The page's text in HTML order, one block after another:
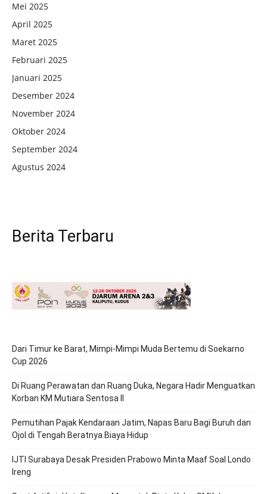
Mei 2025
April 2025
Maret 2025
Februari 2025
Januari 2025
Desember 2024
November 2024
Oktober 2024
September 2024
Agustus 2024
Berita Terbaru
Dari Timur ke Barat, Mimpi-Mimpi Muda Bertemu di Soekarno
Cup 2026
Di Ruang Perawatan dan Ruang Duka, Negara Hadir Menguatkan
Korban KM Mutiara Sentosa II
Pemutihan Pajak Kendaraan Jatim, Napas Baru Bagi Buruh dan
Ojol di Tengah Beratnya Biaya Hidup
IJTI Surabaya Desak Presiden Prabowo Minta Maaf Soal Londo
Ireng